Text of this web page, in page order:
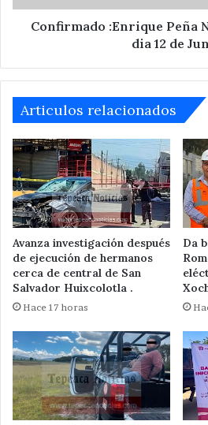
12
Confirmado :Enrique Peña
dia 12 de
Articulos relacionados
Avanza investigación después
de ejecución de hermanos
cerca de central de San
Salvador Huixcolotla .
Hace 17 horas
Da